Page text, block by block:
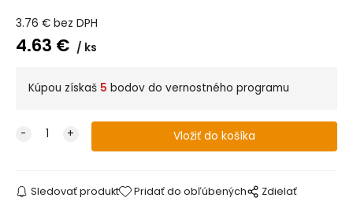
3.76 € bez DPH
4.63 € ks
Kúpou získaš 5 bodov do vernostného programu
Sledovať produkt Pridať do obľúbených Zdielať